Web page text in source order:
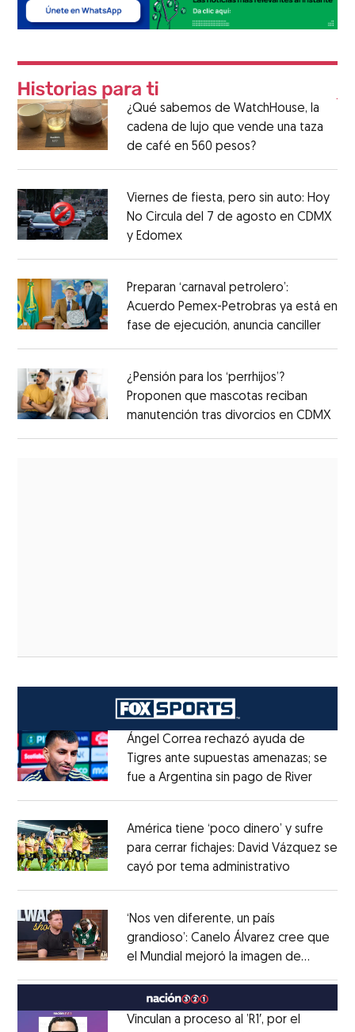
¿Qué sabemos de WatchHouse, la
cadena de lujo que vende una taza
de café en 560 pesos?
Viernes de fiesta, pero sin auto: Hoy
No Circula del 7 de agosto en CDMX
y Edomex
Preparan ‘carnaval petrolero’:
Acuerdo Pemex-Petrobras ya está en
fase de ejecución, anuncia canciller
¿Pensión para los ‘perrhijos’?
Proponen que mascotas reciban
manutención tras divorcios en CDMX
Ángel Correa rechazó ayuda de
Tigres ante supuestas amenazas; se
fue a Argentina sin pago de RiverOpens
América tiene ‘poco dinero’ y sufre
para cerrar fichajes: David Vázquez se
cayó por tema administrativo
‘Nos ven diferente, un país
grandioso’: Canelo Álvarez cree que
el Mundial mejoró la imagen de
MéxicoOpens in new window
Vinculan a proceso al ’R1′, por el